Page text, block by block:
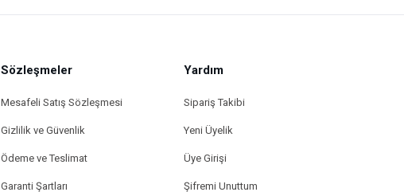
Sözleşmeler
Mesafeli Satış Sözleşmesi
Gizlilik ve Güvenlik
Ödeme ve Teslimat
Garanti Şartları
Yardım
Sipariş Takibi
Yeni Üyelik
Üye Girişi
Şifremi Unuttum